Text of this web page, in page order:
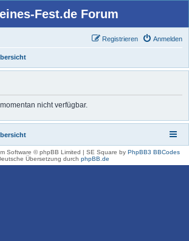
Fest.de Forum
Anmelden
Registrieren
nicht verfügbar.
Software © phpBB Limited | SE Square by PhpBB3 BBCodes
Übersetzung durch phpBB.de